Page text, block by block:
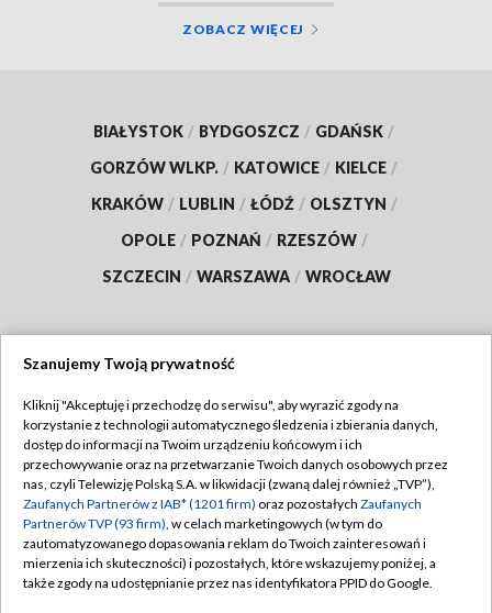
ZOBACZ WIĘCEJ
BIAŁYSTOK / BYDGOSZCZ / GDAŃSK /
GORZÓW WLKP. / KATOWICE / KIELCE /
KRAKÓW / LUBLIN / ŁÓDŹ / OLSZTYN /
OPOLE / POZNAŃ / RZESZÓW /
SZCZECIN / WARSZAWA / WROCŁAW
TVP
Abonament TVP
Emisja w TVP
Centrum informacji TVP
Naziemna Telewizja Cyfrowa
Regulamin TVP
Polityka prywatności
Moje zgody
Pomoc
Szanujemy Twoją prywatność
Kliknij "Akceptuję i przechodzę do serwisu", aby wyrazić zgody na
korzystanie z technologii automatycznego śledzenia i zbierania danych,
dostęp do informacji na Twoim urządzeniu końcowym i ich
przechowywanie oraz na przetwarzanie Twoich danych osobowych przez
nas, czyli Telewizję Polską S.A. w likwidacji (zwaną dalej również „TVP”),
Zaufanych Partnerów z IAB* (1201 firm) oraz pozostałych Zaufanych
Partnerów TVP (93 firm), w celach marketingowych (w tym do
zautomatyzowanego dopasowania reklam do Twoich zainteresowań i
mierzenia ich skuteczności) i pozostałych, które wskazujemy poniżej, a
także zgody na udostępnianie przez nas identyfikatora PPID do Google.